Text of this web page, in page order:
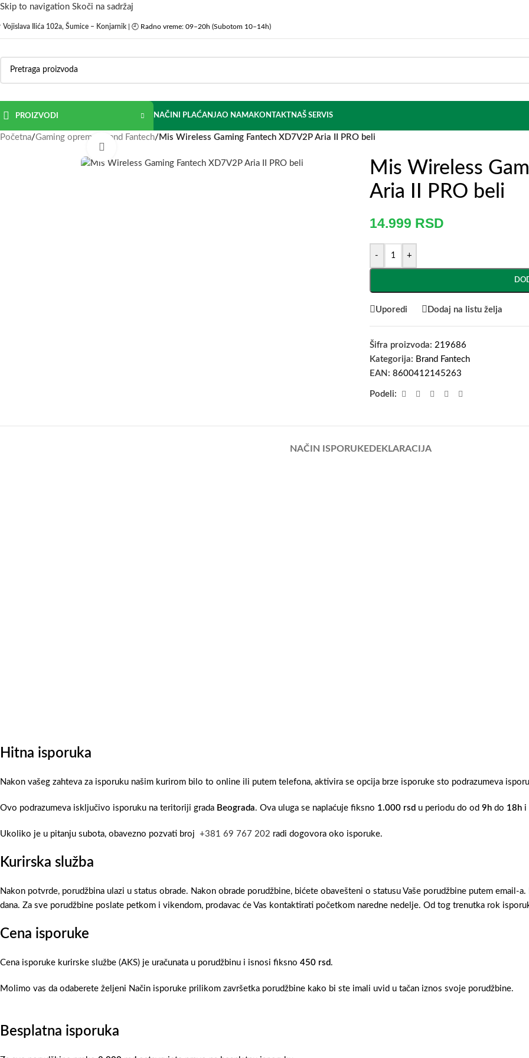
Skip to navigation Skoči na sadržaj
Vojislava Ilića 102a, Šumice – Konjarnik | 🕘 Radno vreme: 09–20h (Subotom 10–14h)
PROIZVODI NAČINI PLAĆANJAO NAMAKONTAKTNAŠ SERVIS
Početna/Gaming oprema Brand Fantech/ Mis Wireless Gaming Fantech XD7V2P Aria II PRO beli
Mis Wireless
Aria II PRO beli
14.999 RSD
- +
Uporedi Dodaj na listu želja
Šifra proizvoda: 219686
Kategorija: Brand Fantech
EAN: 8600412145263
Podeli:
NAČIN ISPORUKEDEKLARACIJA
Hitna isporuka
Nakon vašeg zahteva za isporuku našim kurirom bilo to online ili putem telefona, aktivira se opcija brze isporuke sto podrazumeva
Ovo podrazumeva isključivo isporuku na teritoriji grada Beograda. Ova uluga se naplaćuje fiksno 1.000 rsd u periodu do od 9h do 18h i
Ukoliko je u pitanju subota, obavezno pozvati broj +381 69 767 202 radi dogovora oko isporuke.
Kurirska služba
Nakon potvrde, porudžbina ulazi u status obrade. Nakon obrade porudžbine, bićete obavešteni o statusu Vaše porudžbine putem email-
dana. Za sve porudžbine poslate petkom i vikendom, prodavac će Vas kontaktirati početkom naredne nedelje. Od tog trenutka rok
Cena isporuke
Cena isporuke kurirske službe (AKS) je uračunata u porudžbinu i isnosi fiksno 450 rsd.
Molimo vas da odaberete željeni Način isporuke prilikom završetka porudžbine kako bi ste imali uvid u tačan iznos svoje porudžbine.
Besplatna isporuka